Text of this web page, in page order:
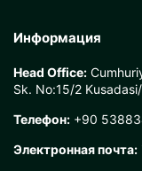
Информация
Head Office:
Sk. No:15/2 Kusadasi/
Телефон: +90
Электронная почта: